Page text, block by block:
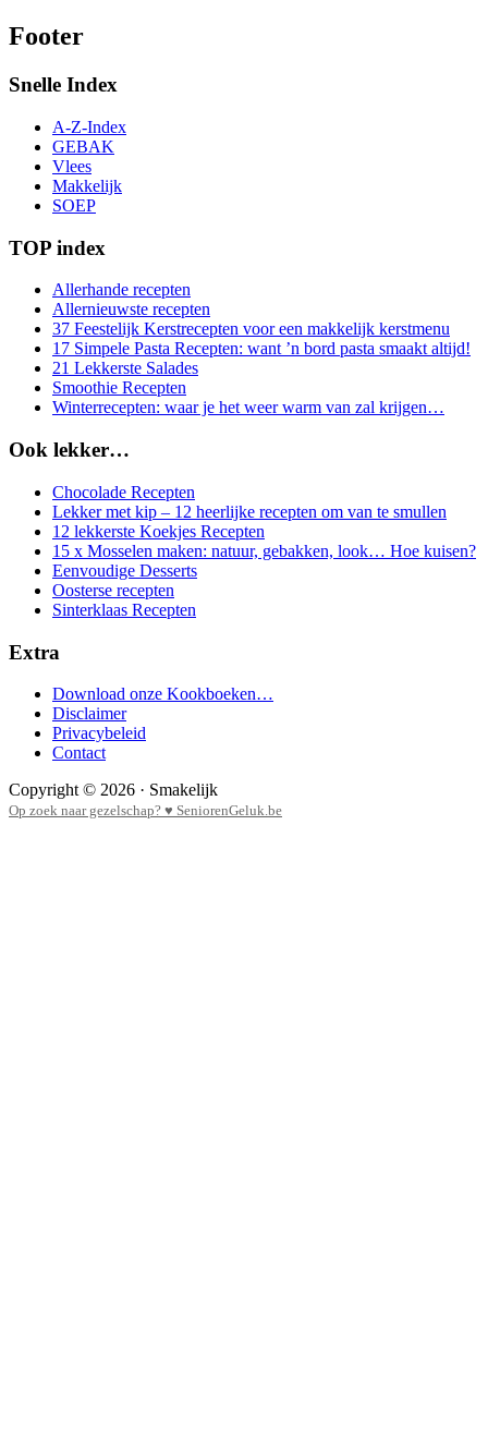
Footer
Snelle Index
A-Z-Index
GEBAK
Vlees
Makkelijk
SOEP
TOP index
Allerhande recepten
Allernieuwste recepten
37 Feestelijk Kerstrecepten voor een makkelijk kerstmenu
17 Simpele Pasta Recepten: want ’n bord pasta smaakt altijd!
21 Lekkerste Salades
Smoothie Recepten
Winterrecepten: waar je het weer warm van zal krijgen…
Ook lekker…
Chocolade Recepten
Lekker met kip – 12 heerlijke recepten om van te smullen
12 lekkerste Koekjes Recepten
15 x Mosselen maken: natuur, gebakken, look… Hoe kuisen?
Eenvoudige Desserts
Oosterse recepten
Sinterklaas Recepten
Extra
Download onze Kookboeken…
Disclaimer
Privacybeleid
Contact
Copyright © 2026 · Smakelijk
Op zoek naar gezelschap? ♥ SeniorenGeluk.be